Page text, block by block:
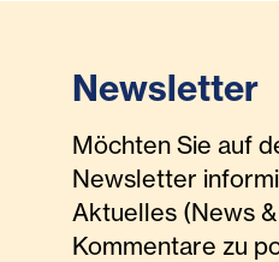
Newsletter
Möchten Sie auf
Newsletter
Aktuelles (News
Kommentare zu